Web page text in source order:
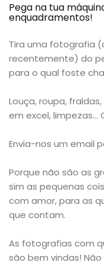
Pega na tua
enquadramentos!
Tira uma fotografia
recentemente) do
para o qual foste
Louça, roupa,
em excel, limpezas…
Envia-nos um email
Porque não são as
sim as pequenas
com amor, para as
que contam.
As fotografias com
são bem vindas!